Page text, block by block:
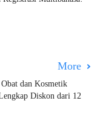
More
dan Kosmetik
Diskon dari 12